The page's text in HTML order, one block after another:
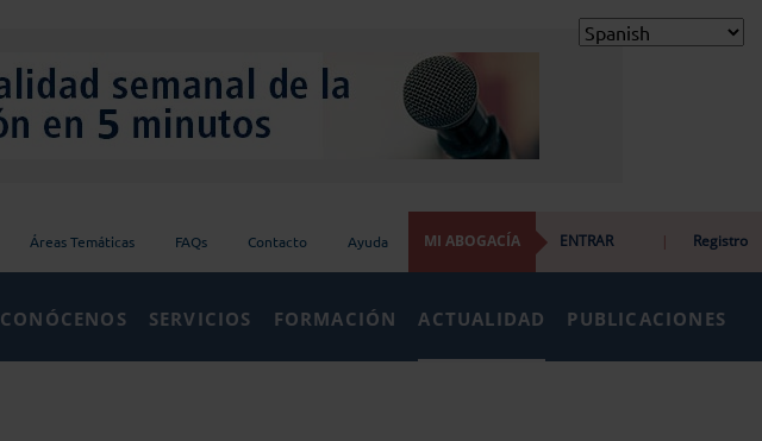
Áreas Temáticas FAQs Contacto Ayuda MI ABOGACÍA ENTRAR | Registro
CONÓCENOS SERVICIOS FORMACIÓN ACTUALIDAD PUBLICACIONES